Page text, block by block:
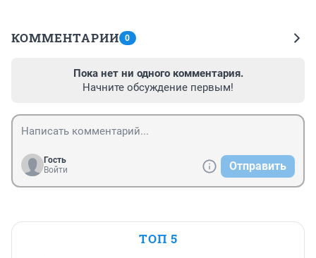
КОММЕНТАРИИ 0
Пока нет ни одного комментария.
Начните обсуждение первым!
Гость
Войти
Отправить
ТОП 5